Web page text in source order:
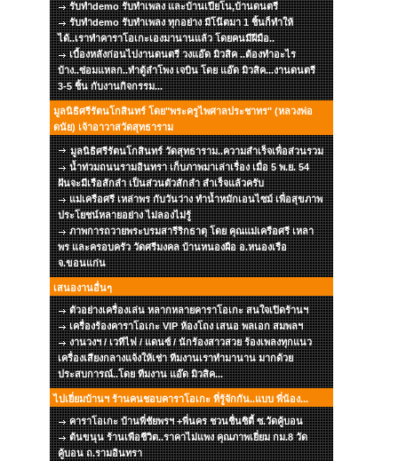
รับทำdemo รับทำเพลง และบ้านเปียโน,บ้านดนตรี
รับทำdemo รับทำเพลง ทุกอย่าง มีโน๊ตมา 1 ชิ้นก็ทำให้
ได้..เราทำคาราโอเกะเองมานานแล้ว โดยคนมีฝีมือ..
เบื้องหลังก่อนไปงานดนตรี วงแอ๊ด มิวสิค ..ต้องทำอะไร
บ้าง..ซ่อมแหลก..ทำตู้ลำโพง เจบิน โดย แอ๊ด มิวสิค...งานดนตรี
3-5 ชิ้น กับงานกิจกรรม...
มูลนิธิศรีรัตนโกสินทร์ โดย"พระครูไพศาลประชาทร" (หลวงพ่อ
ดนัย) เจ้าอาวาสวัดสุทธาราม
มูลนิธิศรีรัตนโกสินทร์ วัดสุทธาราม..ความสำเร็จเพื่อส่วนรวม
น้ำท่วมถนนรามอินทรา เก็บภาพมาเล่าเรื่อง เมื่อ 5 พ.ย. 54
ฝันจะมีเรือสักลำ เป็นส่วนตัวสักลำ สำเร็จแล้วครับ
แม่เครือศรี เหล่าพร กับวันว่าง ทำน้ำหมักเอนไซม์ เพื่อสุขภาพ
ประโยชน์หลายอย่าง ไม่ลองไม่รู้
ภาพการถวายพระบรมสารีริกธาตุ โดย คุณแม่เครือศรี เหลา
พร และครอบครัว วัดศรีมงคล บ้านหนองผือ อ.หนองเรือ
จ.ขอนแก่น
เสนองานอื่นๆ
ตัวอย่างเครื่องเล่น หลากหลายคาราโอเกะ สนใจเปิดร้านฯ
เครื่องร้องคาราโอเกะ VIP ห้องโถง เสนอ พลเอก สมพลฯ
งานวงฯ / เวทีไฟ / แดนซ์ / นักร้องสาวสวย ร้องเพลงทุกแนว
เครื่องเสียงกลางแจ้งให้เช่า ทีมงานเราทำมานาน มากด้วย
ประสบการณ์..โดย ทีมงาน แอ๊ด มิวสิค...
ไปเยี่ยมบ้านฯ ร้านคนชอบคาราโอเกะ ที่รู้จักกัน..แบบ พี่น้อง...
คาราโอเกะ บ้านพี่ชัยพรฯ +พี่นคร ชวนชื่นซิตี้ ซ.วัดคู้บอน
ต้นขนุน ร้านเพือชีวิต..ราคาไม่แพง คุณภาพเยี่ยม กม.8 วัด
คู้บอน ถ.รามอินทรา